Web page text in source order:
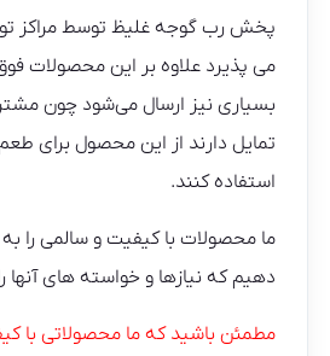
پخش رب گوجه غلیظ توسط مراکز
می پذیرد علاوه بر این محصولات‌
بسیاری نیز ارسال می‌شود چون
تمایل دارند از این محصول برای
استفاده کنند.
ما محصولات با کیفیت و سالمی را
دهیم که نیازها و خواسته های آنها
مطمئن باشید که ما محصولاتی با